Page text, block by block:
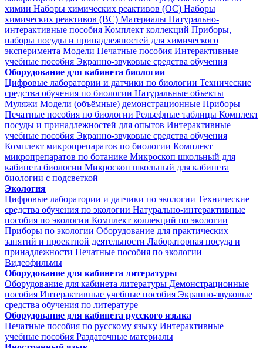
химии Наборы химических реактивов (ОС) Наборы
химических реактивов (ВС) Материалы Натурально-
интерактивные пособия Комплект коллекций Приборы,
наборы посуды и принадлежностей для химического
эксперимента Модели Печатные пособия Интерактивные
учебные пособия Экранно-звуковые средства обучения
Оборудование для кабинета биологии
Цифровые лаборатории и датчики по биологии Технические
средства обучения по биологии Натуральные объекты
Муляжи Модели (объёмные) демонстрационные Приборы
Печатные пособия по биологии Рельефные таблицы Комплект
посуды и принадлежностей для опытов Интерактивные
учебные пособия Экранно-звуковые средства обучения
Комплект микропрепаратов по биологии Комплект
микропрепаратов по ботанике Микроскоп школьный для
кабинета биологии Микроскоп школьный для кабинета
биологии с подсветкой
Экология
Цифровые лаборатории и датчики по экологии Технические
средства обучения по экологии Натурально-интерактивные
пособия по экологии Комплект коллекций по экологии
Приборы по экологии Оборудование для практических
занятий и проектной деятельности Лабораторная посуда и
принадлежности Печатные пособия по экологии
Видеофильмы
Оборудование для кабинета литературы
Оборудование для кабинета литературы Демонстрационные
пособия Интерактивные учебные пособия Экранно-звуковые
средства обучения по литературе
Оборудование для кабинета русского языка
Печатные пособия по русскому языку Интерактивные
учебные пособия Раздаточные материалы